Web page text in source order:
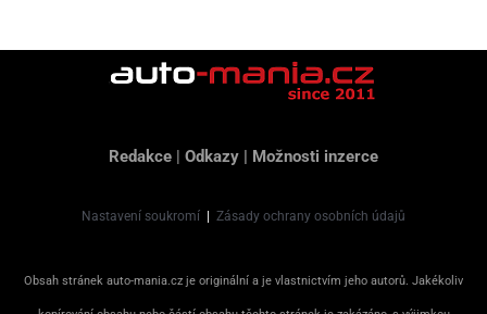
Redakce | Odkazy | Možnosti inzerce
Nastavení soukromí Zásady ochrany osobních údajů
Obsah stránek auto-mania.cz je originální a je vlastnictvím jeho autorů. Jakékoliv